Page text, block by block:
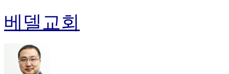
베델교회